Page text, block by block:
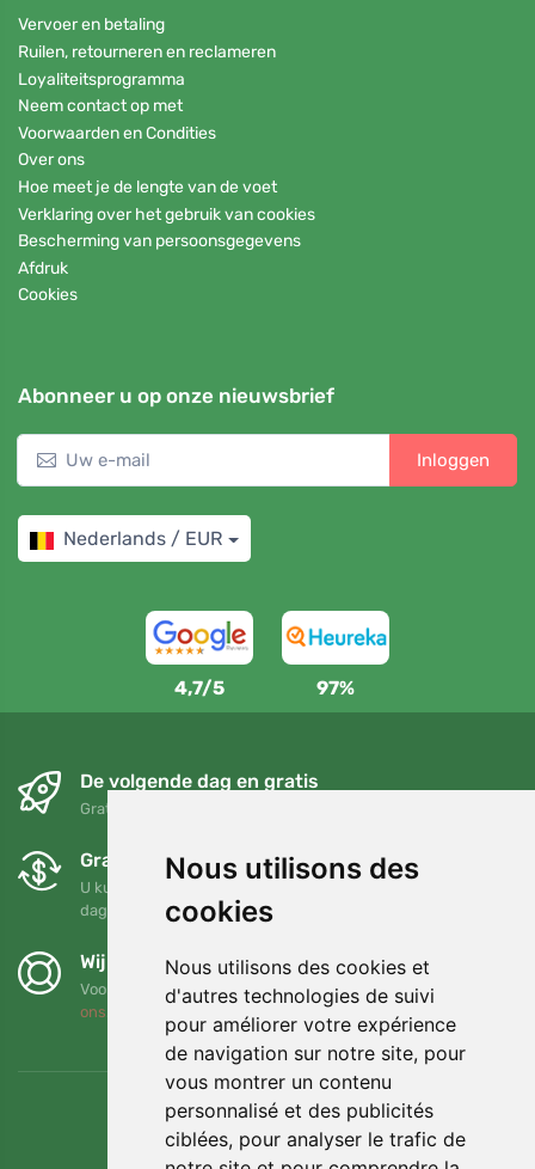
Nous utilisons des
cookies
Nous utilisons des cookies et
d'autres technologies de suivi
pour améliorer votre expérience
de navigation sur notre site, pour
vous montrer un contenu
personnalisé et des publicités
ciblées, pour analyser le trafic de
Vervoer en betaling
Ruilen, retourneren en reclameren
Loyaliteitsprogramma
Neem contact op met
Voorwaarden en Condities
Over ons
Hoe meet je de lengte van de voet
Verklaring over het gebruik van cookies
Bescherming van persoonsgegevens
Afdruk
Cookies
Abonneer u op onze nieuwsbrief
Inloggen
Nederlands / EUR
4,7/5 97%
De volgende dag en gratis
Gratis verzending voor bestellingen boven 95 EUR
Gratis ruilen en retourneren
U kunt uw bestelling op elk gewenst moment binnen 90
dagen retourneren of ruilen
Wij steunen Trees.org
Voor elke bestelling planten we een boom! Lees meer
ons